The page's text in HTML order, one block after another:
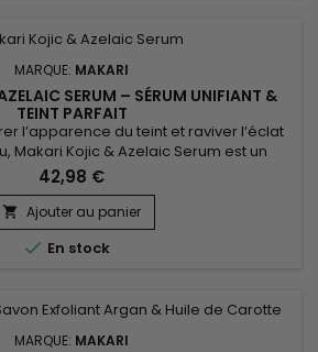
MARQUE: MAKARI
SERUM – SÉRUM UNIFIANT &
TEINT PARFAIT
l’apparence du teint et raviver l’éclat
Makari Kojic & Azelaic Serum est un
enrichi en acide kojique, acide
et extrait de réglisse. Sa texture
sans effet gras et s’intègre
routine beauté quotidienne. Ce soin
aide...
42,98 €
 Ajouter au panier
 En stock
MARQUE: MAKARI